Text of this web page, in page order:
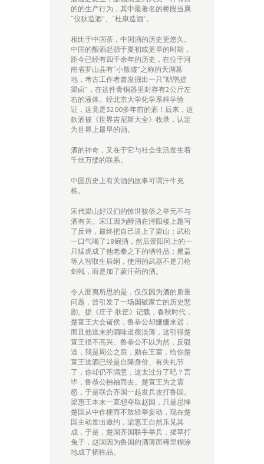
的的生产行为，其中最著名的桥段当属
“仪狄造酒”、“杜康造酒”。
相比于中国茶，中国酒的历史更悠久。
中国的酿酒起源于夏初或更早的时期，
距今已经有四千余年的历史，在位于河
南省罗山县有“小殷墟”之称的天湖墓
地，考古工作者曾发掘出一只“鸱鸮提
梁卣”，在这件青铜器里封存有2公斤左
右的液体。经北京大学化学系科学验
证，这竟是3200多年前的酒！后来，这
款酒被《世界吉尼斯大全》收录，认定
为世界上最早的酒。
酒的神奇，又在于它与社会生活发生着
千丝万缕的联系。
中国历史上有关酒的故事可谓汗牛充
栋。
宋代梁山好汉们的惊世骇俗之举无不与
酒有关。宋江因为醉酒在浔阳楼上题写
了反诗，最终把自己逼上了梁山；武松
一口气喝了18碗酒，然后景阳冈上的一
只猛虎成了他老拳之下的牺牲品；晁盖
等人智取生辰纲，使用的武器不是刀枪
剑戟，而是加了蒙汗药的酒。
令人匪夷所思的是，仅仅因为酒的质量
问题，曾引发了一场国破家亡的历史悲
剧。据《庄子·肤筐》记载，春秋时代，
楚宣王大会诸侯， 鲁恭公却姗姗来迟，
而且他送来的酒味道很淡薄，这引得楚
宣王很不高兴。 鲁恭公不以为然，反驳
道，我是周公之后，勋在王室，给你楚
宣王送酒已经是自降身价、有失礼节
了，你却仍不满意，这太过分了吧？言
毕， 鲁恭公拂袖而去。楚宣王为之震
怒，于是联合齐国一起发兵攻打鲁国。
梁惠王本来一直想夺取赵国，只是忌惮
楚国从中作梗而不敢轻举妄动，现在楚
国主动发出邀约，梁惠王自然乐见其
成，于是，楚国齐国联手举兵，搂草打
兔子，赵国因为鲁国的酒薄而稀里糊涂
地成了牺牲品。